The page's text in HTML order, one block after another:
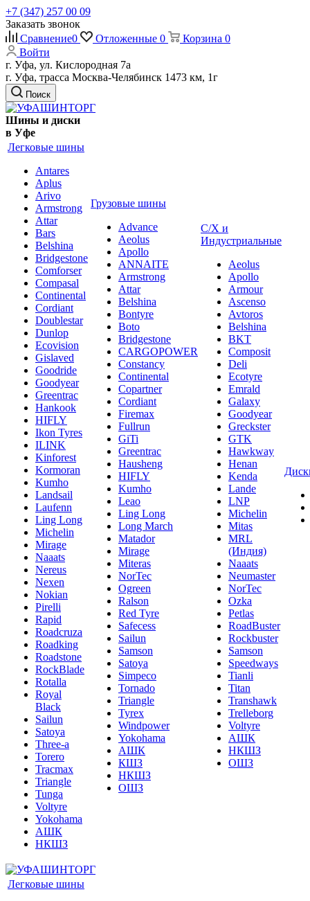
+7 (347) 257 00 09
Заказать звонок
Сравнение0 Отложенные 0 Корзина 0
Войти
г. Уфа, ул. Кислородная 7а
г. Уфа, трасса Москва-Челябинск 1473 км, 1г
Поиск
Шины и диски
в Уфе
Легковые шины
Antares
Aplus
Arivo
Armstrong
Attar
Bars
Belshina
Bridgestone
Comforser
Compasal
Continental
Cordiant
Doublestar
Dunlop
Ecovision
Gislaved
Goodride
Goodyear
Greentrac
Hankook
HIFLY
Ikon Tyres
ILINK
Kinforest
Kormoran
Kumho
Landsail
Laufenn
Ling Long
Michelin
Mirage
Naaats
Nereus
Nexen
Nokian
Pirelli
Rapid
Roadcruza
Roadking
Roadstone
RockBlade
Rotalla
Royal
Black
Sailun
Satoya
Three-a
Torero
Tracmax
Triangle
Tunga
Voltyre
Yokohama
АШК
НКШЗ
Грузовые шины
Advance
Aeolus
Apollo
ANNAITE
Armstrong
Attar
Belshina
Bontyre
Boto
Bridgestone
CARGOPOWER
Constancy
Continental
Copartner
Cordiant
Firemax
Fullrun
GiTi
Greentrac
Hausheng
HIFLY
Kumho
Leao
Ling Long
Long March
Matador
Mirage
Miteras
NorTec
Ogreen
Ralson
Red Tyre
Safecess
Sailun
Samson
Satoya
Simpeco
Tornado
Triangle
Tyrex
Windpower
Yokohama
АШК
КШЗ
НКШЗ
ОШЗ
С/Х и
Индустриальные
Aeolus
Apollo
Armour
Ascenso
Avtoros
Belshina
BKT
Composit
Deli
Ecotyre
Emrald
Galaxy
Goodyear
Greckster
GTK
Hawkway
Henan
Kenda
Lande
LNP
Michelin
Mitas
MRL
(Индия)
Naaats
Neumaster
NorTec
Ozka
Petlas
RoadBuster
Rockbuster
Samson
Speedways
Tianli
Titan
Transhawk
Trelleborg
Voltyre
АШК
НКШЗ
ОШЗ
Легковые шины